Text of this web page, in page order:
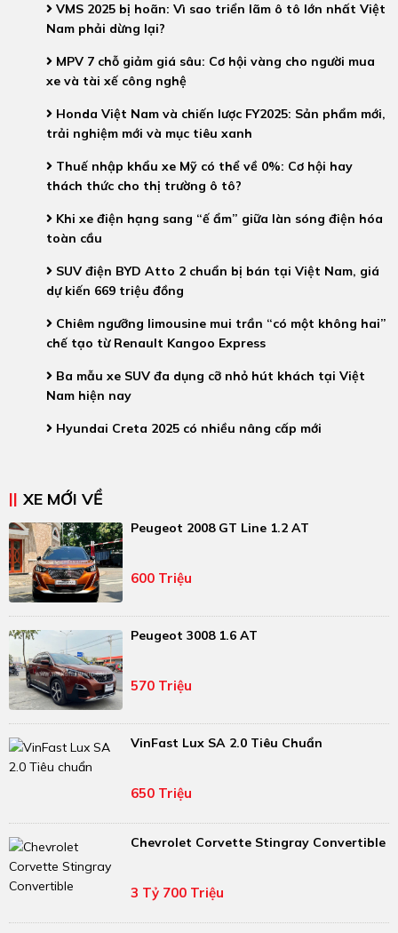
VMS 2025 bị hoãn: Vì sao triển lãm ô tô lớn nhất Việt
Nam phải dừng lại?
MPV 7 chỗ giảm giá sâu: Cơ hội vàng cho người mua
xe và tài xế công nghệ
Honda Việt Nam và chiến lược FY2025: Sản phẩm mới,
trải nghiệm mới và mục tiêu xanh
Thuế nhập khẩu xe Mỹ có thể về 0%: Cơ hội hay
thách thức cho thị trường ô tô?
Khi xe điện hạng sang “ế ẩm” giữa làn sóng điện hóa
toàn cầu
SUV điện BYD Atto 2 chuẩn bị bán tại Việt Nam, giá
dự kiến 669 triệu đồng
Chiêm ngưỡng limousine mui trần “có một không hai”
chế tạo từ Renault Kangoo Express
Ba mẫu xe SUV đa dụng cỡ nhỏ hút khách tại Việt
Nam hiện nay
Hyundai Creta 2025 có nhiều nâng cấp mới
XE MỚI VỀ
Peugeot 2008 GT Line 1.2 AT
600 Triệu
Peugeot 3008 1.6 AT
570 Triệu
VinFast Lux SA 2.0 Tiêu Chuẩn
650 Triệu
Chevrolet Corvette Stingray Convertible
3 Tỷ 700 Triệu